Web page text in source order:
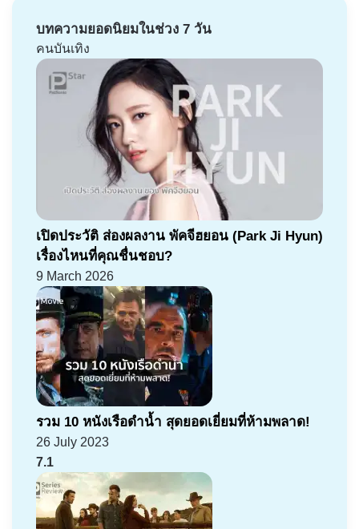
บทความยอดนิยมในช่วง 7 วัน
คนบันเทิง
เปิดประวัติ ส่องผลงาน พัคจีฮยอน (Park Ji Hyun)
เรื่องไหนที่คุณชื่นชอบ?
9 March 2026
รวม 10 หนังเรือดำน้ำ สุดยอดเยี่ยมที่ห้ามพลาด!
26 July 2023
7.1